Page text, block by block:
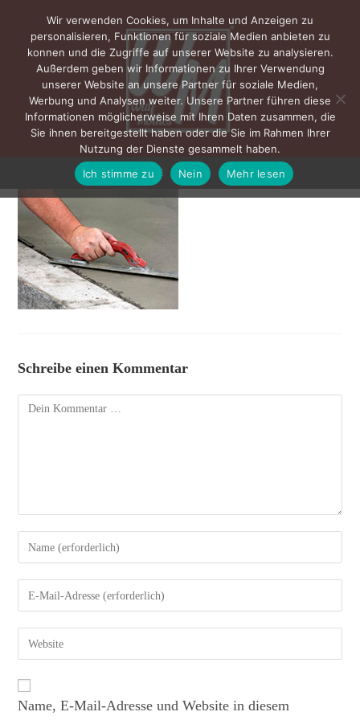
MENÜ
Schreibe einen Kommentar
Name, E-Mail-Adresse und Website in diesem
Wir verwenden Cookies, um Inhalte und Anzeigen zu
personalisieren, Funktionen für soziale Medien anbieten zu
konnen und die Zugriffe auf unserer Website zu analysieren.
Außerdem geben wir Informationen zu Ihrer Verwendung
unserer Website an unsere Partner für soziale Medien,
Werbung und Analysen weiter. Unsere Partner führen diese
Informationen möglicherweise mit Ihren Daten zusammen, die
Sie ihnen bereitgestellt haben oder die Sie im Rahmen Ihrer
Nutzung der Dienste gesammelt haben.
Ich stimme zu
Nein Mehr lesen